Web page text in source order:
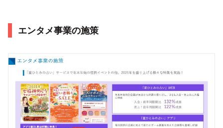
エンタメ事業の施策